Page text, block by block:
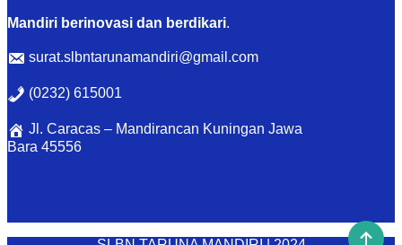
Mandiri berinovasi dan berdikari.
surat.slbntarunamandiri@gmail.com
(0232) 615001
Jl. Caracas – Mandirancan Kuningan Jawa
Bara 45556